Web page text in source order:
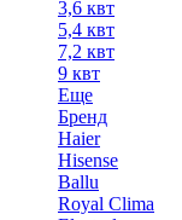
3,6 квт
5,4 квт
7,2 квт
9 квт
Еще
Бренд
Haier
Hisense
Ballu
Royal Clima